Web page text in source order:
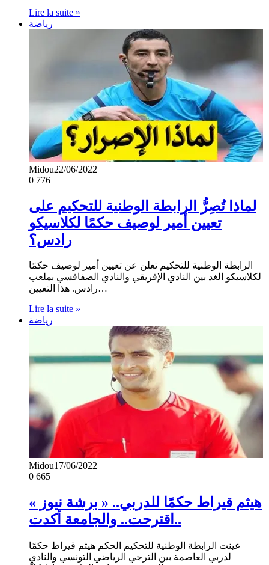
Lire la suite »
رياضة
Midou22/06/2022
0 776
لماذا تُصِرُّ الرابطة الوطنية للتحكيم على
تعيين أمير لوصيف حكمًا لكلاسيكو
رادس؟
الرابطة الوطنية للتحكيم تعلن عن تعيين أمير لوصيف حكمًا
لكلاسيكو الغد بين النادي الإفريقي والنادي الصفاقسي بملعب
رادس. هذا التعيين…
Lire la suite »
رياضة
Midou17/06/2022
0 665
هيثم قيراط حكمًا للدربي.. « برشة نيوز »
اقترحت.. والجامعة أكدت..
عينت الرابطة الوطنية للتحكيم الحكم هيثم قيراط حكمًا
لدربي العاصمة بين الترجي الرياضي التونسي والنادي